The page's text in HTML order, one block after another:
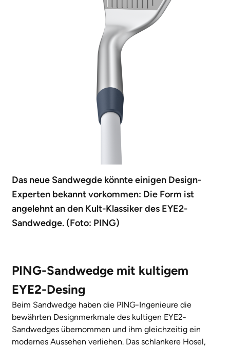
Das neue Sandwegde könnte einigen Design-
Experten bekannt vorkommen: Die Form ist
angelehnt an den Kult-Klassiker des EYE2-
Sandwedge. (Foto: PING)
PING-Sandwedge mit kultigem
EYE2-Desing
Beim Sandwedge haben die PING-Ingenieure die
bewährten Designmerkmale des kultigen EYE2-
Sandwedges übernommen und ihm gleichzeitig ein
modernes Aussehen verliehen. Das schlankere Hosel,